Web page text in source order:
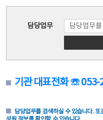
담당업무
기관 대표전화 ☏
담당업무를 검색하실 수 있습니다.